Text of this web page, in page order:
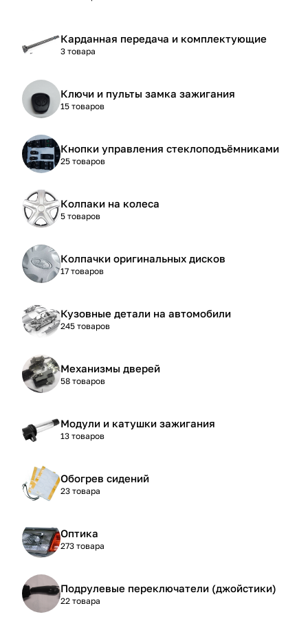
Карданная передача и комплектующие
3 товара
Ключи и пульты замка зажигания
15 товаров
Кнопки управления стеклоподъёмниками
25 товаров
Колпаки на колеса
5 товаров
Колпачки оригинальных дисков
17 товаров
Кузовные детали на автомобили
245 товаров
Механизмы дверей
58 товаров
Модули и катушки зажигания
13 товаров
Обогрев сидений
23 товара
Оптика
273 товара
Подрулевые переключатели (джойстики)
22 товара